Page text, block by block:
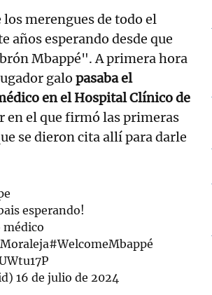
los merengues de todo el
años esperando desde que
Mbappé". A primera hora
galopasaba el
en el Hospital Clínico de
en el que firmó las primeras
se dieron cita allí para darle
esperando!
médico
#WelcomeMbappé
16 de julio de 2024